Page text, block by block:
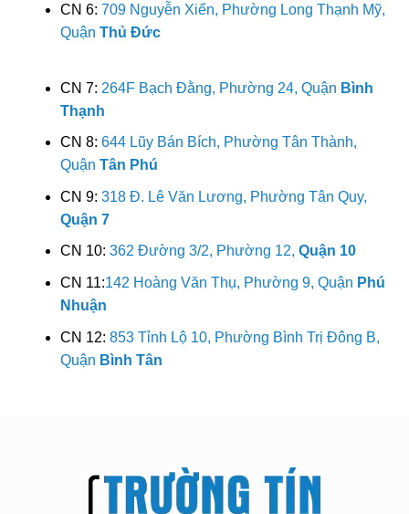
CN 6: 709 Nguyễn Xiển, Phường Long Thạnh Mỹ,
Quận Thủ Đức
CN 7: 264F Bạch Đằng, Phường 24, Quận Bình
Thạnh
CN 8: 644 Lũy Bán Bích, Phường Tân Thành,
Quận Tân Phú
CN 9: 318 Đ. Lê Văn Lương, Phường Tân Quy,
Quận 7
CN 10: 362 Đường 3/2, Phường 12, Quận 10
CN 11:142 Hoàng Văn Thụ, Phường 9, Quận Phú
Nhuận
CN 12: 853 Tỉnh Lộ 10, Phường Bình Trị Đông B,
Quận Bình Tân